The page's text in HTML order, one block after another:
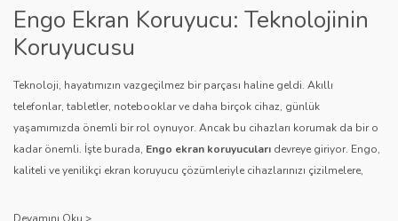
Engo Ekran Koruyucu: Teknolojinin
Koruyucusu
Teknoloji, hayatımızın vazgeçilmez bir parçası haline geldi. Akıllı
telefonlar, tabletler, notebooklar ve daha birçok cihaz, günlük
yaşamımızda önemli bir rol oynuyor. Ancak bu cihazları korumak da bir o
kadar önemli. İşte burada, Engo ekran koruyucuları devreye giriyor. Engo,
kaliteli ve yenilikçi ekran koruyucu çözümleriyle cihazlarınızı çizilmelere,
sağlıyor.